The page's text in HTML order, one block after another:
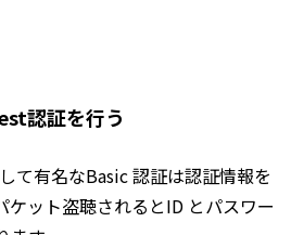
認証を行う
て有名なBasic 認証は認証情報を
ケット盗聴されるとID とパスワー